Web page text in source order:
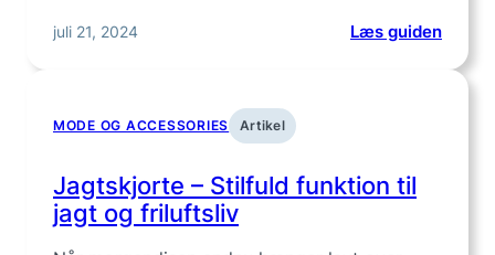
juli 21, 2024 Læs guiden:
MODE OG ACCESSORIES Artikel
Jagtskjorte – Stilfuld funktion til
jagt og friluftsliv